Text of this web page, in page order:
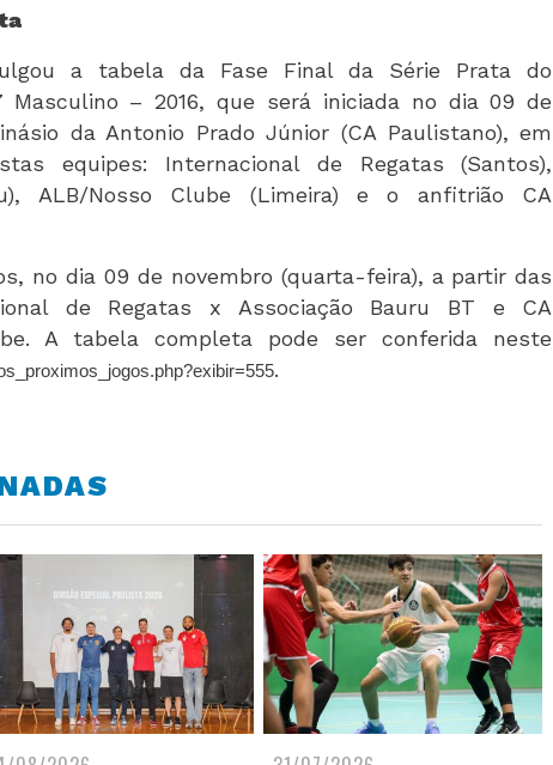
a tabela da Fase Final da Série Prata do
Masculino – 2016, que será iniciada no dia 09 de
da Antonio Prado Júnior (CA Paulistano), em
equipes: Internacional de Regatas (Santos),
ALB/Nosso Clube (Limeira) e o anfitrião CA
no dia 09 de novembro (quarta-feira), a partir das
de Regatas x Associação Bauru BT e CA
A tabela completa pode ser conferida neste
.